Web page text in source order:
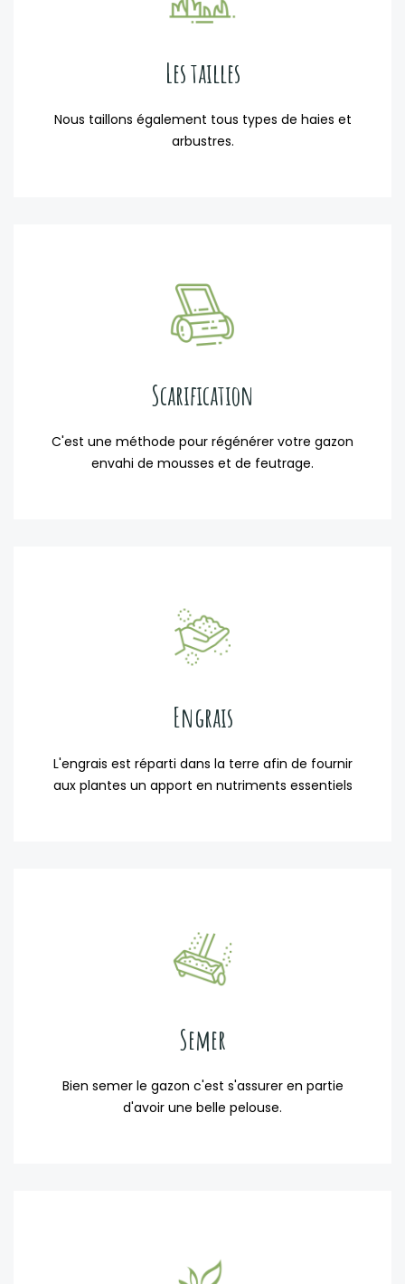
Les tailles
Nous taillons également tous types de haies et
arbustres.
Scarification
C'est une méthode pour régénérer votre gazon
envahi de mousses et de feutrage.
Engrais
L'engrais est réparti dans la terre afin de fournir
aux plantes un apport en nutriments essentiels
Semer
Bien semer le gazon c'est s'assurer en partie
d'avoir une belle pelouse.